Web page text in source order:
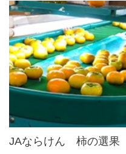
JAならけん 柿の選果